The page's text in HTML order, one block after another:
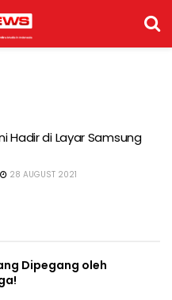
Hadir di Layar Samsung
28 AUGUST 2021
Dipegang oleh